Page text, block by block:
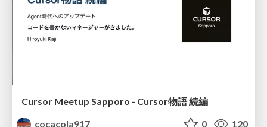
Cursor Meetup Sapporo - Cursor物語 続編
cocacola917
0 120